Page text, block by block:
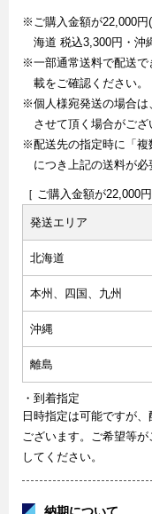
※ご購入金額が22,000円
海道 税込3,300円・沖
※一部通常送料で配送で
載をご確認ください。
※個人様宛発送の場合は
させて頂く場合がござ
※配送先の指定時に「複
につき上記の送料が必
［ ご購入金額が22,000
発送エリア
北海道
本州、四国、九州
沖縄
離島
・到着指定
日時指定は可能ですが
ございます。ご希望等
してください。
納期について